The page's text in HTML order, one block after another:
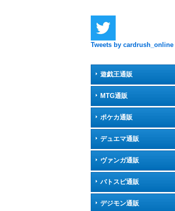
Tweets by cardrush_online
遊戯王通販
MTG通販
ポケカ通販
デュエマ通販
ヴァンガ通販
バトスピ通販
デジモン通販